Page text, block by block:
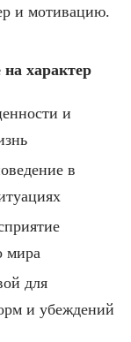
и мотивацию.
характер
и
в
мира
для
и убеждений